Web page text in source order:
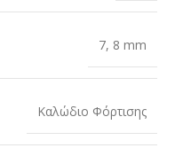
7, 8 mm
Καλώδιο Φόρτισης